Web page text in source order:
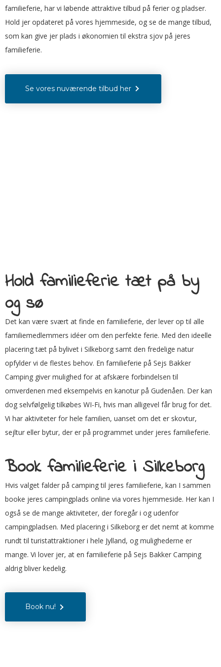
familieferie, har vi løbende attraktive tilbud på ferier og pladser.
Hold jer opdateret på vores hjemmeside, og se de mange tilbud,
som kan give jer plads i økonomien til ekstra sjov på jeres
familieferie.
Se vores nuværende tilbud her
Hold familieferie tæt på by
og sø
Det kan være svært at finde en familieferie, der lever op til alle
familiemedlemmers idéer om den perfekte ferie. Med den ideelle
placering tæt på bylivet i Silkeborg samt den fredelige natur
opfylder vi de flestes behov. En familieferie på Sejs Bakker
Camping giver mulighed for at afskære forbindelsen til
omverdenen med eksempelvis en kanotur på Gudenåen. Der kan
dog selvfølgelig tilkøbes WI-Fi, hvis man alligevel får brug for det.
Vi har aktiviteter for hele familien, uanset om det er skovtur,
sejltur eller bytur, der er på programmet under jeres familieferie.
Book familieferie i Silkeborg
Hvis valget falder på camping til jeres familieferie, kan I sammen
booke jeres campingplads online via vores hjemmeside. Her kan I
også se de mange aktiviteter, der foregår i og udenfor
campingpladsen. Med placering i Silkeborg er det nemt at komme
rundt til turistattraktioner i hele Jylland, og mulighederne er
mange. Vi lover jer, at en familieferie på Sejs Bakker Camping
aldrig bliver kedelig.
Book nu!